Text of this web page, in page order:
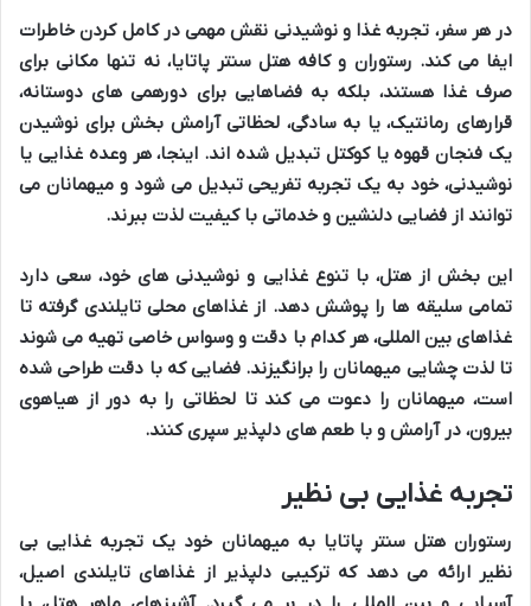
در هر سفر، تجربه غذا و نوشیدنی نقش مهمی در کامل کردن خاطرات
ایفا می کند. رستوران و کافه هتل سنتر پاتایا، نه تنها مکانی برای
صرف غذا هستند، بلکه به فضاهایی برای دورهمی های دوستانه،
قرارهای رمانتیک، یا به سادگی، لحظاتیآرامش بخشبرای نوشیدن
یک فنجان قهوهیاکوکتل تبدیل شده اند. اینجا، هر وعده غذایی یا
نوشیدنی، خود به یک تجربه تفریحی تبدیل می شود و میهمانان می
توانند از فضایی دلنشین و خدماتی با کیفیت لذت ببرند.
این بخش از هتل، باتنوع غذایی و نوشیدنی هایخود، سعی دارد
تمامی سلیقه ها را پوشش دهد. از غذاهای محلی تایلندی گرفته تا
غذاهای بین المللی، هر کدام با دقت و وسواس خاصی تهیه می شوند
تالذت چشایی میهمانان را برانگیزند. فضایی که با دقت طراحی شده
است، میهمانان را دعوت می کند تا لحظاتی را به دور از هیاهوی
بیرون، در آرامش و با طعم های دلپذیر سپری کنند.
تجربه غذایی بی نظیر
رستوران هتل سنتر پاتایا به میهمانان خود یک تجربه غذایی بی
نظیر ارائه می دهد که ترکیبی دلپذیر از غذاهای تایلندی اصیل،